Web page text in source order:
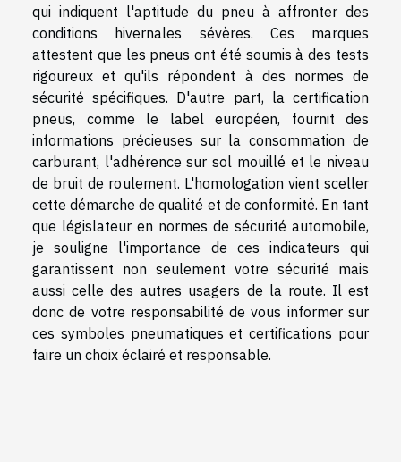
qui indiquent l'aptitude du pneu à affronter des
conditions hivernales sévères. Ces marques
attestent que les pneus ont été soumis à des tests
rigoureux et qu'ils répondent à des normes de
sécurité spécifiques. D'autre part, la certification
pneus, comme le label européen, fournit des
informations précieuses sur la consommation de
carburant, l'adhérence sur sol mouillé et le niveau
de bruit de roulement. L'homologation vient sceller
cette démarche de qualité et de conformité. En tant
que législateur en normes de sécurité automobile,
je souligne l'importance de ces indicateurs qui
garantissent non seulement votre sécurité mais
aussi celle des autres usagers de la route. Il est
donc de votre responsabilité de vous informer sur
ces symboles pneumatiques et certifications pour
faire un choix éclairé et responsable.